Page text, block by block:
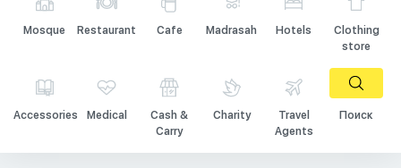
Mosque Restaurant Cafe Madrasah Hotels
Clothing
store
Accessories Medical
Cash &
Carry
Charity
Travel
Agents
Поиск